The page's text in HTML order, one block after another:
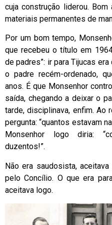
cuja construção liderou.
materiais permanentes de
Por um bom tempo,
que recebeu o título em
de padres”: ir para Tijucas
o padre recém-ordenado,
anos. É que Monsenhor
saída, chegando a deixar o
tarde, disciplinava, enfim. Ao
pergunta: “quantos estavam
Monsenhor logo diria:
duzentos!”.
Não era saudosista,
pelo Concílio. O que era
aceitava logo.